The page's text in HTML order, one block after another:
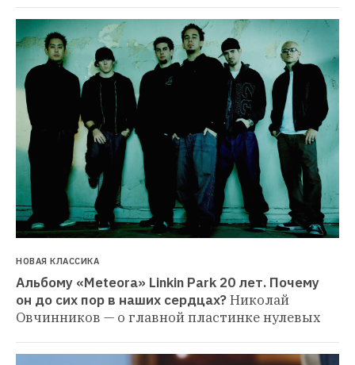
НОВАЯ КЛАССИКА
Альбому «Meteora» Linkin Park 20 лет. Почему
он до сих пор в наших сердцах?Николай
Овчинников — о главной пластинке нулевых